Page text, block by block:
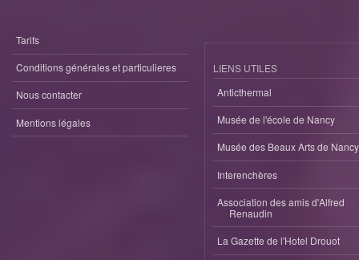
Tarifs
Conditions générales et particulieres
Nous contacter
Mentions légales
LIENS UTILES
Anticthermal
Musée de l'école de Nancy
Musée des Beaux Arts de Nancy
Interenchères
Association des amis d'Alfred
Renaudin
La Gazette de l'Hotel Drouot